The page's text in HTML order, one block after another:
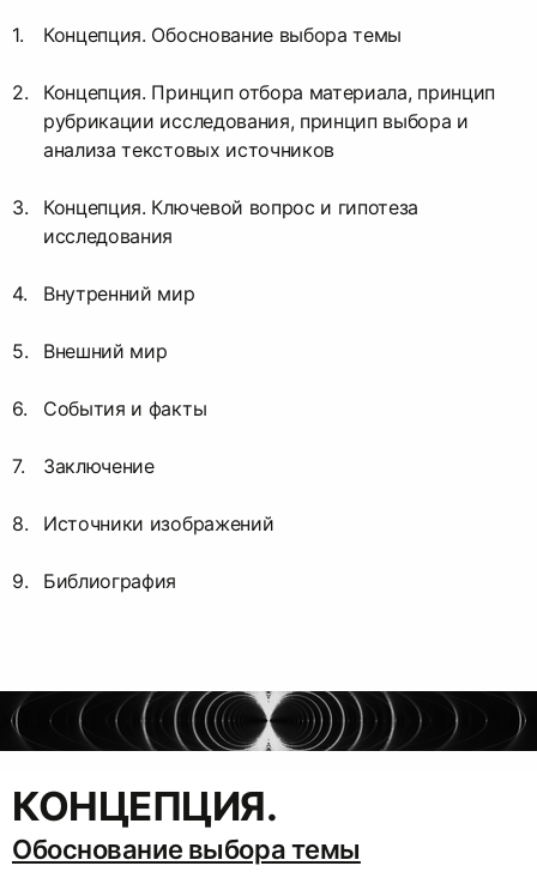
Концепция. Обоснование выбора темы
Концепция. Принцип отбора материала, принцип
рубрикации исследования, принцип выбора и
анализа текстовых источников
Концепция. Ключевой вопрос и гипотеза
исследования
Внутренний мир
Внешний мир
События и факты
Заключение
Источники изображений
Библиография
КОНЦЕПЦИЯ.
Обоснование выбора темы